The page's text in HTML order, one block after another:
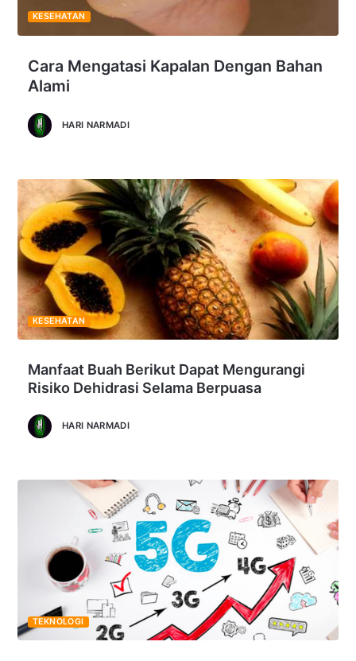
Cara Mengatasi Kapalan Dengan Bahan
Alami
HARI NARMADI
KESEHATAN
Manfaat Buah Berikut Dapat Mengurangi
Risiko Dehidrasi Selama Berpuasa
HARI NARMADI
KESEHATAN
TEKNOLOGI